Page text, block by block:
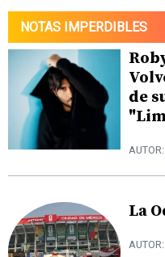
NOTAS IMPERDIBLES
de
AUTOR:
La
AUTOR: